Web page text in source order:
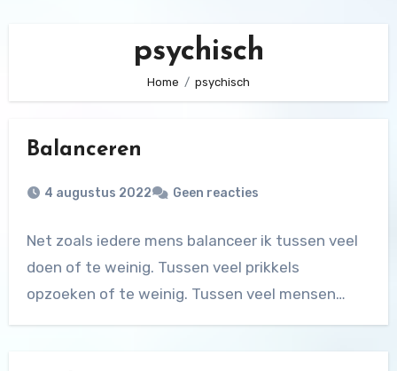
psychisch
Home psychisch
Balanceren
4 augustus 2022 Geen reacties
Net zoals iedere mens balanceer ik tussen veel
doen of te weinig. Tussen veel prikkels
opzoeken of te weinig. Tussen veel mensen…